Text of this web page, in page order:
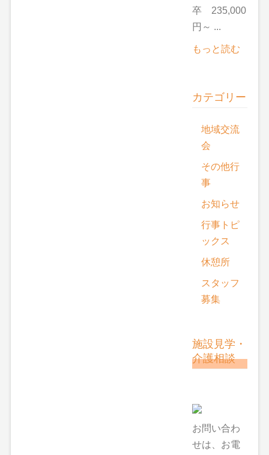
卒 235,000
円～ ...
もっと読む
カテゴリー
地域交流
会
その他行
事
お知らせ
行事トピ
ックス
休憩所
スタッフ
募集
施設見学・
介護相談
お問い合わ
せは、お電